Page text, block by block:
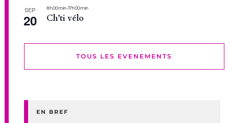
SEP
20
8 h 00 min-17 h 00 min
Ch’ti vélo
TOUS LES EVENEMENTS
EN BREF